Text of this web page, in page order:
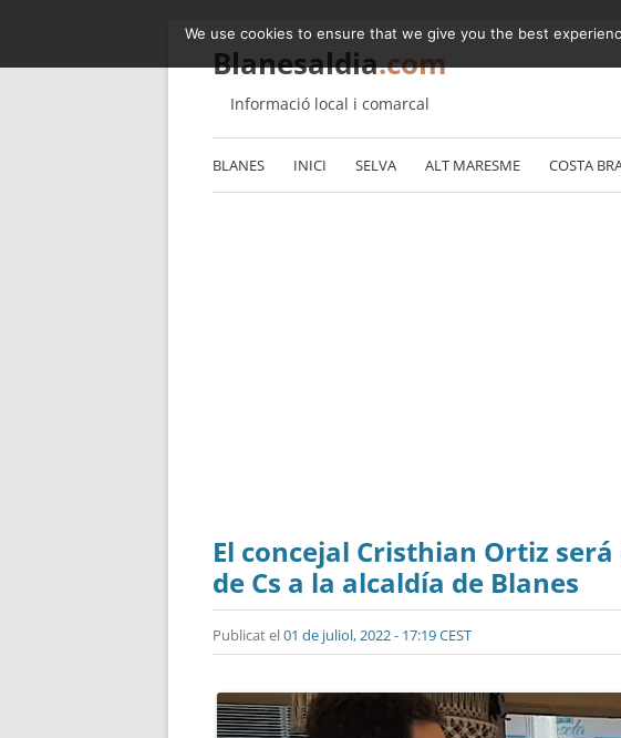
Blanesaldia.com
Informació local i comarcal
BLANES INICI SELVA ALT MARESME COSTA
El concejal Cristhian Ortiz
de Cs a la alcaldía de Blanes
Publicat el01 de juliol, 2022 - 17:19 CEST
We use cookies to ensure that we give you the best